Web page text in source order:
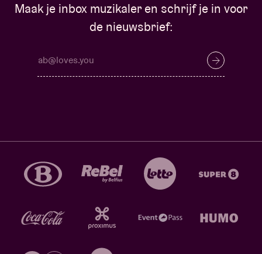
Maak je inbox muzikaler en schrijf je in voor
de nieuwsbrief: